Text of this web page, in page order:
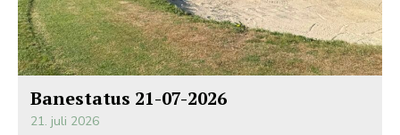
Banestatus 21-07-2026
21. juli 2026